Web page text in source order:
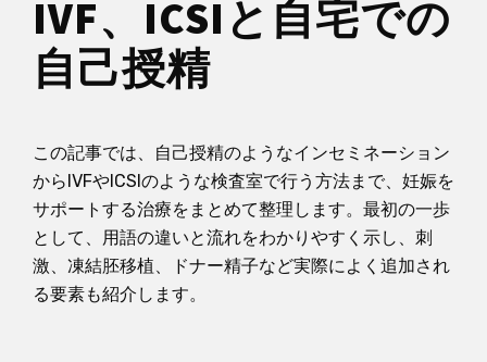
IVF、ICSIと自宅での
自己授精
この記事では、自己授精のようなインセミネーション
からIVFやICSIのような検査室で行う方法まで、妊娠を
サポートする治療をまとめて整理します。最初の一歩
として、用語の違いと流れをわかりやすく示し、刺
激、凍結胚移植、ドナー精子など実際によく追加され
る要素も紹介します。